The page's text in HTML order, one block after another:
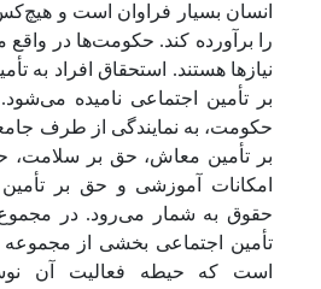
انسان بسیار فراوان است و هیچ‌کس
را برآورده کند. حکومت‌ها در واقع
نیازها هستند. استحقاق افراد به
بر تأمین اجتماعی نامیده
حکومت، به نمایندگی از طرف
بر تأمین معاش، حق بر سلامت،
امکانات آموزشی و حق بر تأمین
حقوق به شمار می‌رود. در
تأمین اجتماعی بخشی از
است که حیطه فعالیت آن